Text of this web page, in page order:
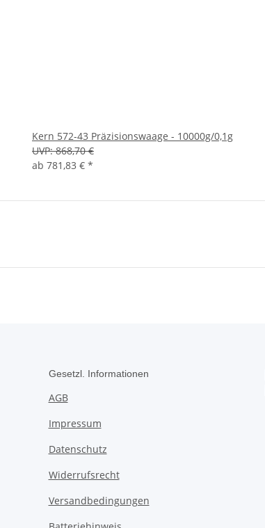
Kern 572-43 Präzisionswaage - 10000g/0,1g
UVP: 868,70 €
ab 781,83 € *
Gesetzl. Informationen
AGB
Impressum
Datenschutz
Widerrufsrecht
Versandbedingungen